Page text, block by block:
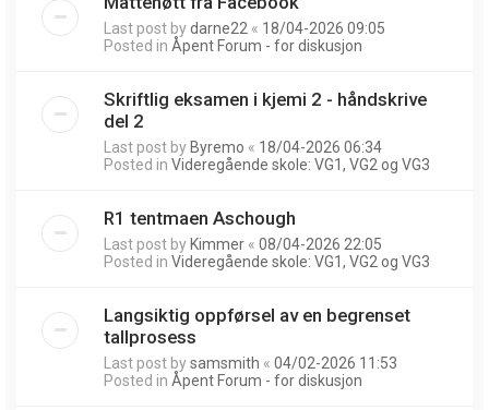
Last post bydarne22 « 18/04-2026 09:05
Posted in Åpent Forum - for diskusjon
Skriftlig eksamen i kjemi 2 - håndskrive
del 2
Last post by Byremo « 18/04-2026 06:34
Posted in Videregående skole: VG1, VG2 og VG3
R1 tentmaen Aschough
Last post by Kimmer « 08/04-2026 22:05
Posted in Videregående skole: VG1, VG2 og VG3
Langsiktig oppførsel av en begrenset
tallprosess
Last post bysamsmith « 04/02-2026 11:53
Posted in Åpent Forum - for diskusjon